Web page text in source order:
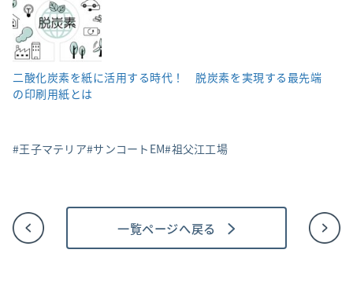
二酸化炭素を紙に活用する時代！ 脱炭素を実現する最先端
の印刷用紙とは
王子マテリア サンコートEM 祖父江工場
一覧ページへ戻る